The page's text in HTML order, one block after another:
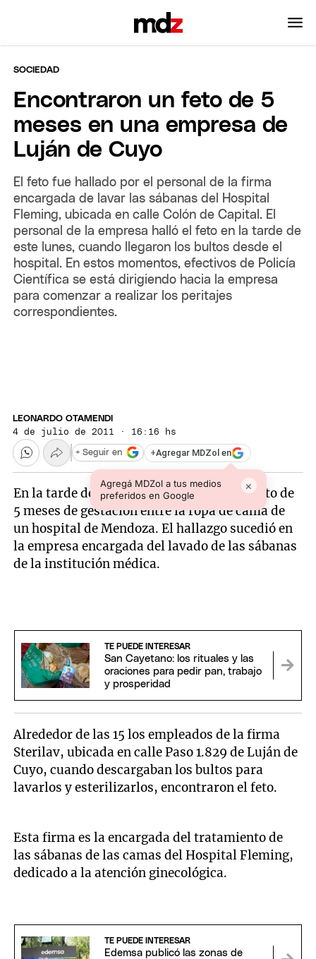
SOCIEDAD
Encontraron un feto de 5
meses en una empresa de
Luján de Cuyo
El feto fue hallado por el personal de la firma
encargada de lavar las sábanas del Hospital
Fleming, ubicada en calle Colón de Capital. El
personal de la empresa halló el feto en la tarde de
este lunes, cuando llegaron los bultos desde el
hospital. En estos momentos, efectivos de Policía
Científica se está dirigiendo hacia la empresa
para comenzar a realizar los peritajes
correspondientes.
LEONARDO OTAMENDI
4 de julio de 2011 · 16:16 hs
+Agregar MDZol en
Agregá MDZol a tus medios
preferidos en Google
×
+ Seguir en
En la tarde de este lunes encontraron un feto de
5 meses de gestación entre la ropa de cama de
un hospital de Mendoza. El hallazgo sucedió en
la empresa encargada del lavado de las sábanas
de la institución médica.
TE PUEDE INTERESAR
San Cayetano: los rituales y las
oraciones para pedir pan, trabajo
y prosperidad
Alrededor de las 15 los empleados de la firma
Sterilav, ubicada en calle Paso 1.829 de Luján de
Cuyo, cuando descargaban los bultos para
lavarlos y esterilizarlos, encontraron el feto.
Esta firma es la encargada del tratamiento de
las sábanas de las camas del Hospital Fleming,
dedicado a la atención ginecológica.
TE PUEDE INTERESAR
Edemsa publicó las zonas de